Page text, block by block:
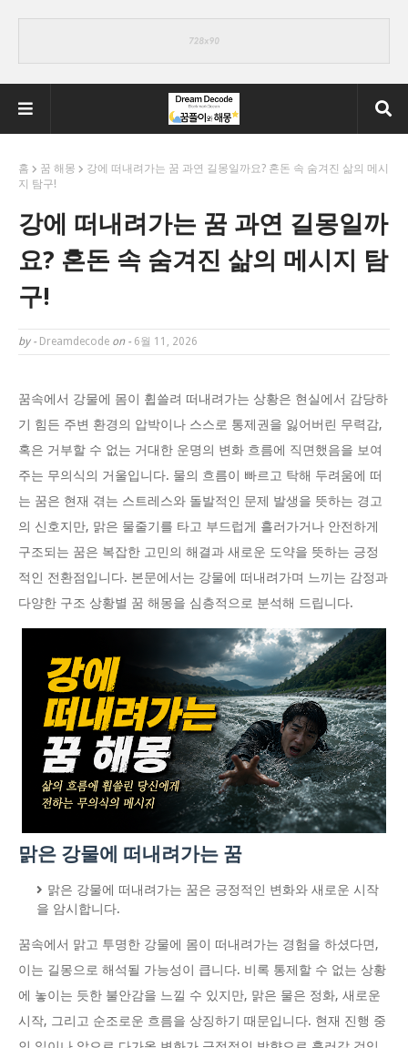
홈 꿈 해몽
강에 떠내려가는 꿈 과연 길몽일까요? 혼돈 속 숨겨진 삶의 메시
지 탐구!
강에 떠내려가는 꿈 과연 길몽일까
요? 혼돈 속 숨겨진 삶의 메시지 탐
구!
by - Dreamdecode on - 6월 11, 2026
꿈속에서 강물에 몸이 휩쓸려 떠내려가는 상황은 현실에서 감당하
기 힘든 주변 환경의 압박이나 스스로 통제권을 잃어버린 무력감,
혹은 거부할 수 없는 거대한 운명의 변화 흐름에 직면했음을 보여
주는 무의식의 거울입니다. 물의 흐름이 빠르고 탁해 두려움에 떠
는 꿈은 현재 겪는 스트레스와 돌발적인 문제 발생을 뜻하는 경고
의 신호지만, 맑은 물줄기를 타고 부드럽게 흘러가거나 안전하게
구조되는 꿈은 복잡한 고민의 해결과 새로운 도약을 뜻하는 긍정
적인 전환점입니다. 본문에서는 강물에 떠내려가며 느끼는 감정과
다양한 구조 상황별 꿈 해몽을 심층적으로 분석해 드립니다.
맑은 강물에 떠내려가는 꿈
맑은 강물에 떠내려가는 꿈은 긍정적인 변화와 새로운 시작
을 암시합니다.
꿈속에서 맑고 투명한 강물에 몸이 떠내려가는 경험을 하셨다면,
이는 길몽으로 해석될 가능성이 큽니다. 비록 통제할 수 없는 상황
에 놓이는 듯한 불안감을 느낄 수 있지만, 맑은 물은 정화, 새로운
시작, 그리고 순조로운 흐름을 상징하기 때문입니다. 현재 진행 중